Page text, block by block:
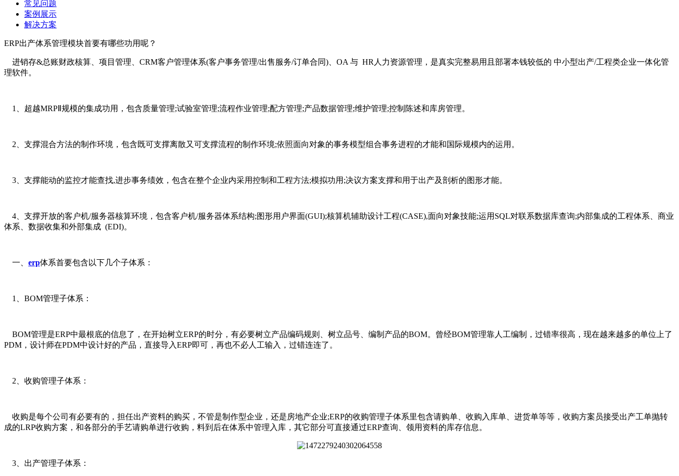
常见问题
案例展示
解决方案
ERP出产体系管理模块首要有哪些功用呢？
进销存&总账财政核算、项目管理、CRM客户管理体系(客户事务管理/出售服务/订单合同)、OA 与 HR人力资源管理，是真实完整易用且部署本钱较低的 中小型出产/工程类企业一体化管
理软件。
1、超越MRPⅡ规模的集成功用，包含质量管理;试验室管理;流程作业管理;配方管理;产品数据管理;维护管理;控制陈述和库房管理。
2、支撑混合方法的制作环境，包含既可支撑离散又可支撑流程的制作环境;依照面向对象的事务模型组合事务进程的才能和国际规模内的运用。
3、支撑能动的监控才能查找,进步事务绩效，包含在整个企业内采用控制和工程方法;模拟功用;决议方案支撑和用于出产及剖析的图形才能。
4、支撑开放的客户机/服务器核算环境，包含客户机/服务器体系结构;图形用户界面(GUI);核算机辅助设计工程(CASE),面向对象技能;运用SQL对联系数据库查询;内部集成的工程体系、商业
体系、数据收集和外部集成 (EDI)。
一、 erp体系首要包含以下几个子体系：
1、BOM管理子体系：
BOM管理是ERP中最根底的信息了，在开始树立ERP的时分，有必要树立产品编码规则、树立品号、编制产品的BOM。曾经BOM管理靠人工编制，过错率很高，现在越来越多的单位上了
PDM，设计师在PDM中设计好的产品，直接导入ERP即可，再也不必人工输入，过错连连了。
2、收购管理子体系：
收购是每个公司有必要有的，担任出产资料的购买，不管是制作型企业，还是房地产企业;ERP的收购管理子体系里包含请购单、收购入库单、进货单等等，收购方案员接受出产工单抛转
成的LRP收购方案，和各部分的手艺请购单进行收购，料到后在体系中管理入库，其它部分可直接通过ERP查询、领用资料的库存信息。
3、出产管理子体系：